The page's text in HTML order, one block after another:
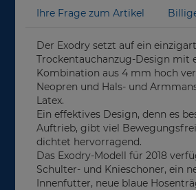
Ihre Frage zum Artikel
Der Exodry setzt auf ein
Trockentauchanzug-Design mit
Kombination aus 4 mm hoch
Neopren und Hals- und
Latex.
Ein effektives Design, denn es
Auftrieb, gibt viel
dichtet hervorragend.
Das Exodry-Modell für 2018
Schulter- und Knieschoner, ein
Innenfutter, neue blaue